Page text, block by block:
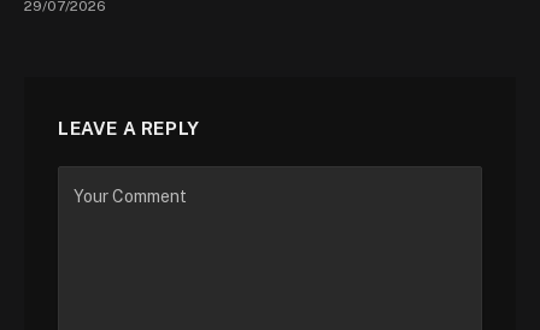
29/07/2026
LEAVE A REPLY